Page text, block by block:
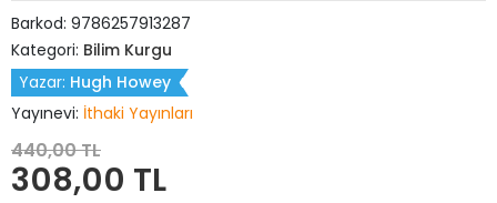
Barkod: 9786257913287
Kategori: Bilim Kurgu
Yazar: Hugh Howey
Yayınevi: İthaki Yayınları
440,00 TL
308,00 TL